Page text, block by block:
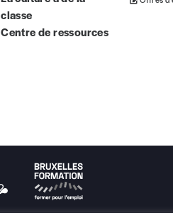
classe
Centre de ressources